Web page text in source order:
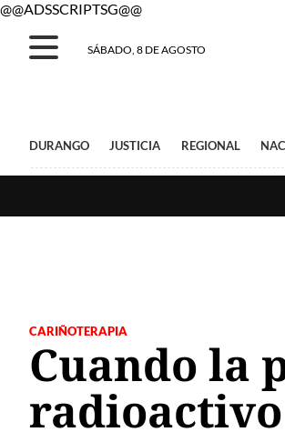
@@ADSSCRIPTSG@@
SÁBADO, 8 DE AGOSTO
DURANGO JUSTICIA REGIONAL
CARIÑOTERAPIA
Cuando la